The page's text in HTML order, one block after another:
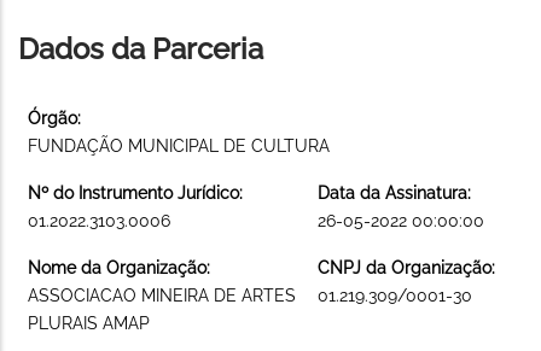
Dados da Parceria
Órgão:
FUNDAÇÃO MUNICIPAL DE CULTURA
Nº do Instrumento Jurídico:
01.2022.3103.0006
Data da Assinatura:
26-05-2022 00:00:00
Nome da Organização:
ASSOCIACAO MINEIRA DE ARTES
PLURAIS AMAP
CNPJ da Organização:
01.219.309/0001-30